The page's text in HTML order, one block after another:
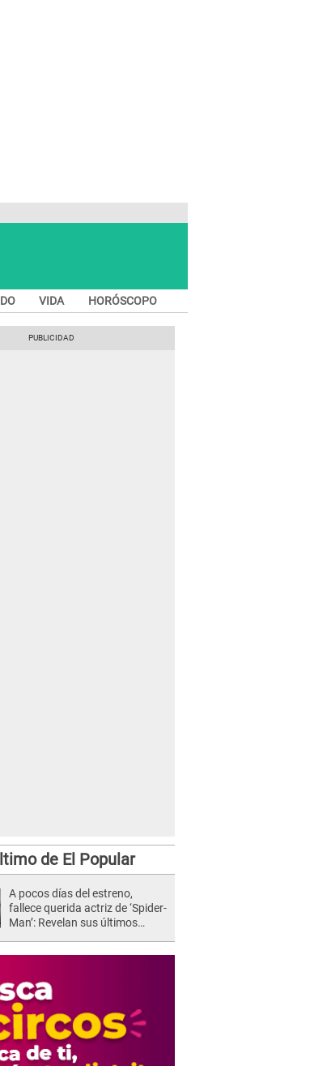
VIDA HORÓSCOPO
de El Popular
A pocos días del estreno,
fallece querida actriz de ‘Spider-
Man’: Revelan sus últimos